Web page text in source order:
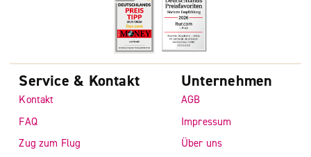
Service & Kontakt
Kontakt
FAQ
Zug zum Flug
Unternehmen
AGB
Impressum
Über uns